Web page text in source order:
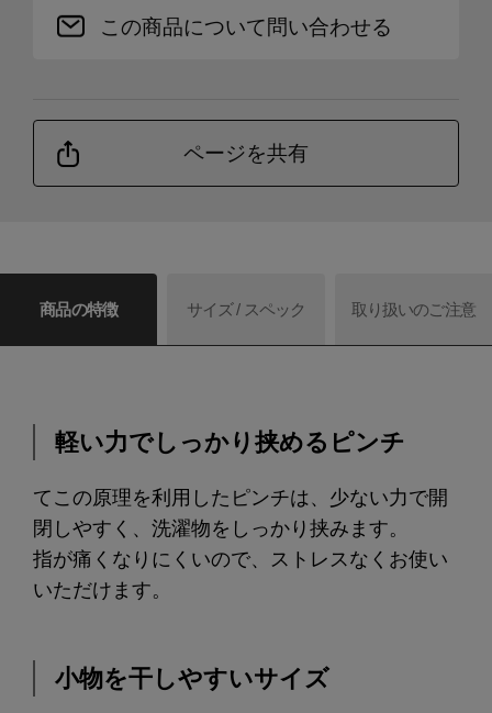
この商品について問い合わせる
ページを共有
商品の特徴 サイズ / スペック 取り扱いのご注意
軽い力でしっかり挟めるピンチ
てこの原理を利用したピンチは、少ない力で開
閉しやすく、洗濯物をしっかり挟みます。
指が痛くなりにくいので、ストレスなくお使い
いただけます。
小物を干しやすいサイズ